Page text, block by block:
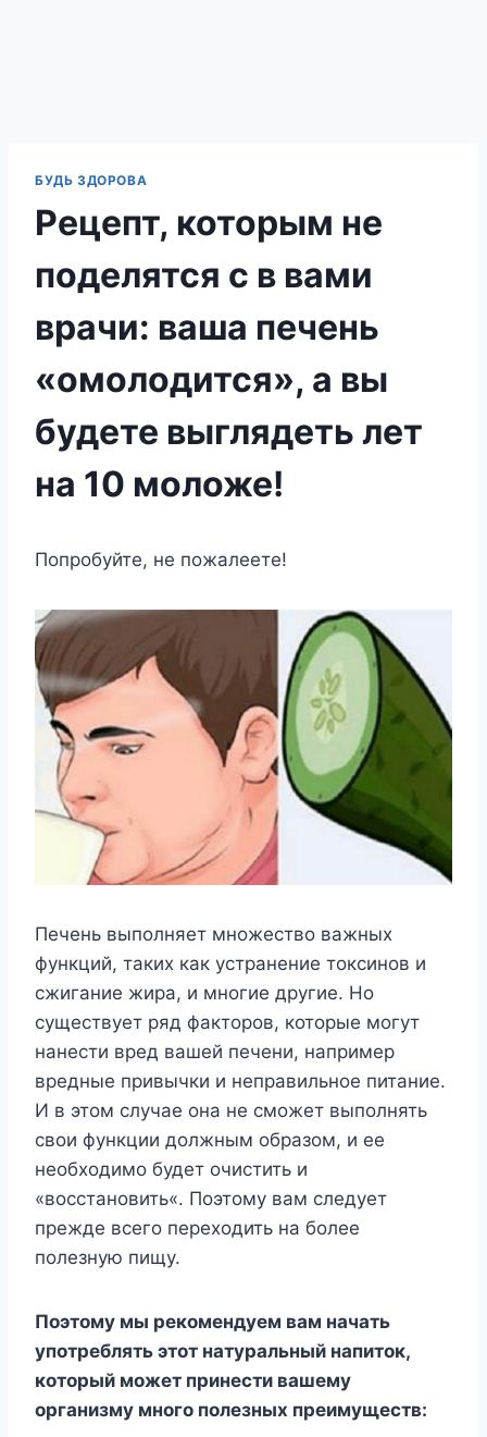
БУДЬ ЗДОРОВА
Рецепт, которым не
поделятся с в вами
врачи: ваша печень
«омолодится», а вы
будете выглядеть лет
на 10 моложе!
Попробуйте, не пожалеете!
Печень выполняет множество важных
функций, таких как устранение токсинов и
сжигание жира, и многие другие. Но
существует ряд факторов, которые могут
нанести вред вашей печени, например
вредные привычки и неправильное питание.
И в этом случае она не сможет выполнять
свои функции должным образом, и ее
необходимо будет очистить и
«восстановить«. Поэтому вам следует
прежде всего переходить на более
полезную пищу.
Поэтому мы рекомендуем вам начать
употреблять этот натуральный напиток,
который может принести вашему
организму много полезных преимуществ: